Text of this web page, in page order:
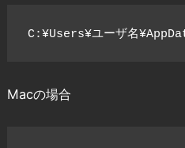
C:¥Users¥ユーザ名
Macの場合